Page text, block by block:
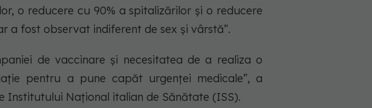
o reducere cu 90% a spitalizărilor și o reducere
a fost observat indiferent de sex și vârstă”.
de vaccinare și necesitatea de a realiza o
pentru a pune capăt urgenței medicale”, a
Institutului Național italian de Sănătate (ISS).